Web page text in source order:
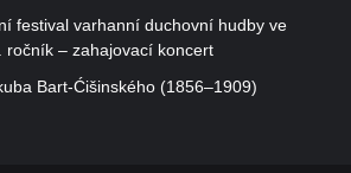
festival varhanní duchovní hudby ve
ročník – zahajovací koncert
Bart-Ćišinského (1856–1909)